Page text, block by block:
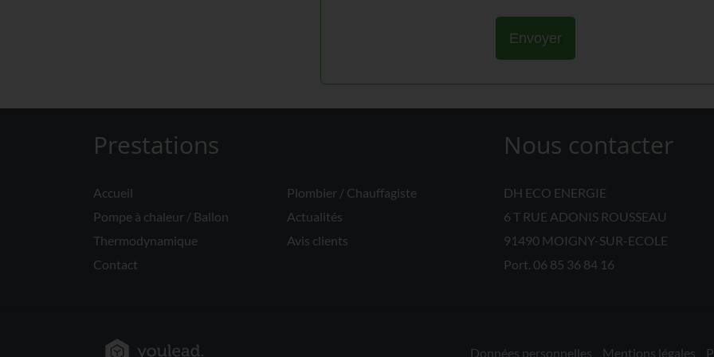
Envoyer
Prestations
Accueil
Plombier / Chauffagiste
Pompe à chaleur / Ballon
Thermodynamique
Actualités
Avis clients
Contact
Nous contacter
DH ECO ENERGIE
6 T RUE ADONIS ROUSSEAU
91490 MOIGNY-SUR-ECOLE
Port. 06 85 36 84 16
Données personnelles Mentions légales